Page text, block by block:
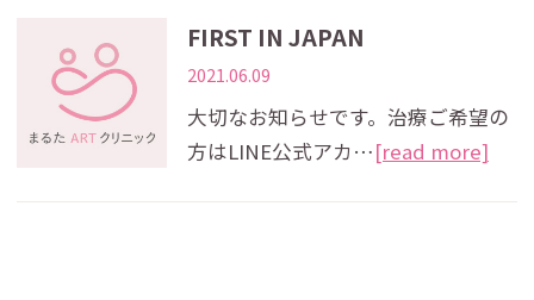
FIRST IN JAPAN
2021.06.09
大切なお知らせです。治療ご希望の
方はLINE公式アカ…[read more]